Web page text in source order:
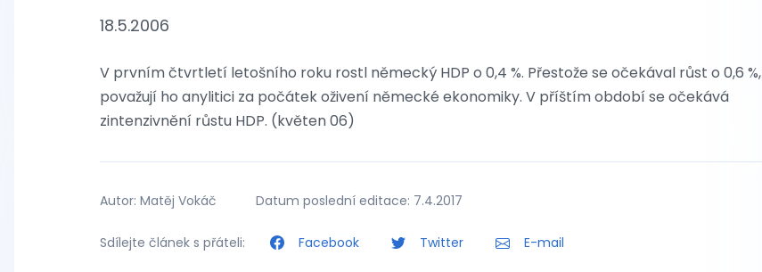
18.5.2006
V prvním čtvrtletí letošního roku rostl německý HDP o 0,4 %. Přestože se očekával růst o 0,6 %,
považují ho anylitici za počátek oživení německé ekonomiky. V příštím období se očekává
zintenzivnění růstu HDP. (květen 06)
Autor: Matěj Vokáč Datum poslední editace: 7.4.2017
Sdílejte článek s přáteli: Facebook Twitter E-mail